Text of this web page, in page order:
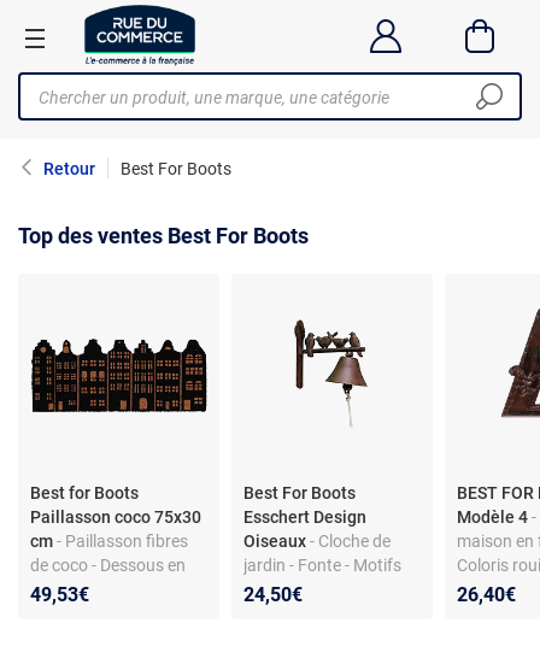
Retour Best For Boots
Top des ventes Best For Boots
Best for Boots
Paillasson coco 75x30
cm- Paillasson fibres
de coco - Dessous en
PVC - Antidérapant -
49,53€
Best For Boots
Esschert Design
Oiseaux- Cloche de
jardin - Fonte - Motifs
oiseaux - Dimensions
24,50€
BEST FOR
Modèle 4-
maison en
Coloris
11.4 cm -
26,40€